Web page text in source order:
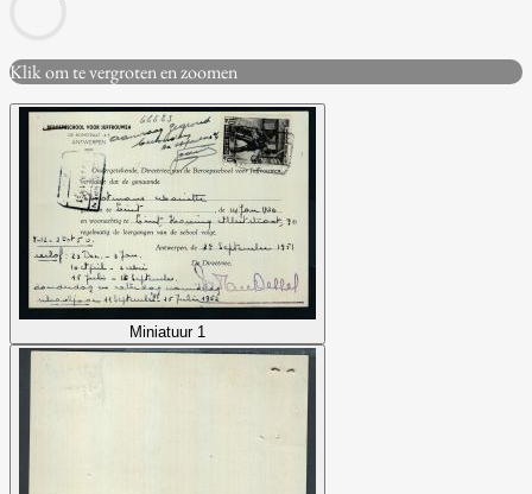
Klik om te vergroten en zoomen
Miniatuur 1